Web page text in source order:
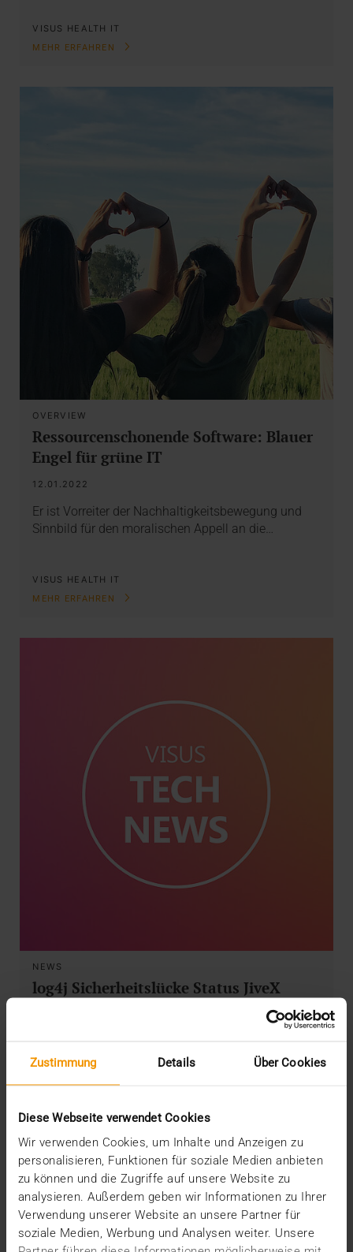
Zustimmung Details Über Cookies
Diese Webseite verwendet Cookies
Wir verwenden Cookies, um Inhalte und Anzeigen zu
personalisieren, Funktionen für soziale Medien anbieten
zu können und die Zugriffe auf unsere Website zu
analysieren. Außerdem geben wir Informationen zu Ihrer
Verwendung unserer Website an unsere Partner für
soziale Medien, Werbung und Analysen weiter. Unsere
VISUS HEALTH IT
MEHR ERFAHREN
OVERVIEW
Ressourcenschonende Software: Blauer
Engel für grüne IT
12.01.2022
Er ist Vorreiter der Nachhaltigkeitsbewegung und
Sinnbild für den moralischen Appell an die…
VISUS HEALTH IT
MEHR ERFAHREN
NEWS
log4j Sicherheitslücke Status JiveX
betroffen.
VISUS HEALTH IT